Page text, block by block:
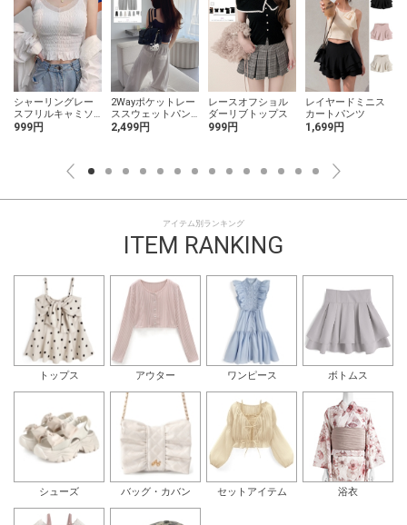
シャーリングレー
スフリルキャミソ
ール
999円
2Wayポケットレー
ススウェットパン
ツ
2,499円
レースオフショル
ダーリブトップス
999円
レイヤードミニス
カートパンツ
1,699円
アイテム別ランキング
ITEM RANKING
トップス アウター ワンピース ボトムス
シューズ バッグ・カバン セットアイテム 浴衣